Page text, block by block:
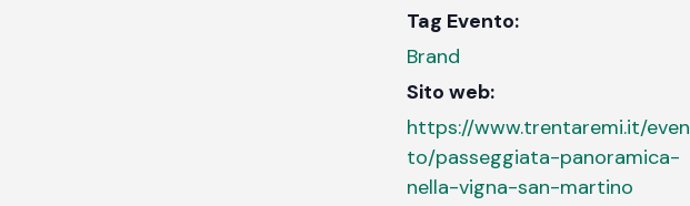
Tag Evento:
Brand
Sito web:
https://www.trentaremi.it/even
to/passeggiata-panoramica-
nella-vigna-san-martino